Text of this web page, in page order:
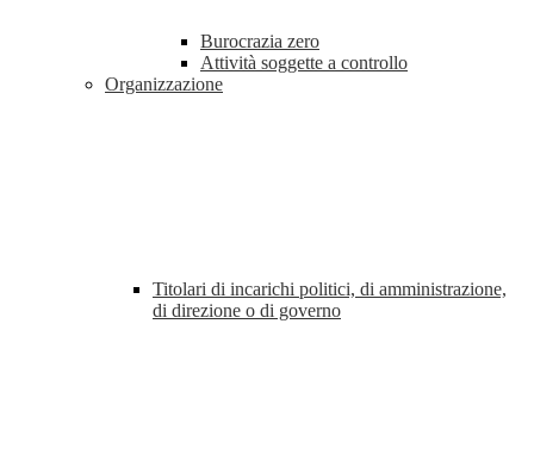
Burocrazia zero
Attività soggette a controllo
Organizzazione
Titolari di incarichi politici, di amministrazione,
di direzione o di governo